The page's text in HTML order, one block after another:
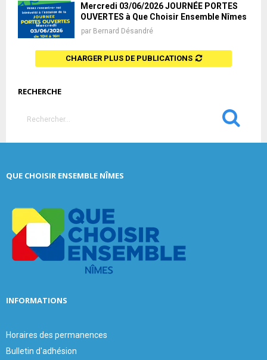
Mercredi 03/06/2026 JOURNÉE PORTES
OUVERTES à Que Choisir Ensemble Nîmes
par Bernard Désandré
CHARGER PLUS DE PUBLICATIONS
RECHERCHE
h
S
QUE CHOISIR ENSEMBLE NÎMES
INFORMATIONS
Horaires des permanences
Bulletin d'adhésion